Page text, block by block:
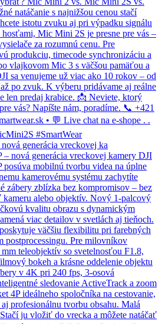
generácia vreckovej ka